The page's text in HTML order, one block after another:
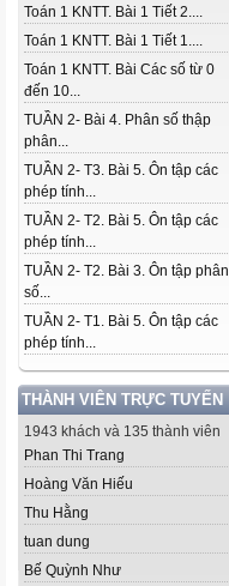
Toán 1 KNTT. Bài 1 Tiết 2....
Toán 1 KNTT. Bài 1 Tiết 1....
Toán 1 KNTT. Bài Các số từ 0
đến 10...
TUẦN 2- Bài 4. Phân số thập
phân...
TUẦN 2- T3. Bài 5. Ôn tập các
phép tính...
TUẦN 2- T2. Bài 5. Ôn tập các
phép tính...
TUẦN 2- T2. Bài 3. Ôn tập phân
số...
TUẦN 2- T1. Bài 5. Ôn tập các
phép tính...
THÀNH VIÊN TRỰC TUYẾN
1943 khách và 135 thành viên
Phan Thi Trang
Hoàng Văn Hiếu
Thu Hằng
tuan dung
Bế Quỳnh Như